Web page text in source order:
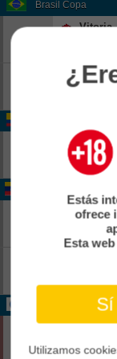
Brasil Copa
18:00
Vitoria
Real
Boca
Rayo
Internacional
Fin
Cibao
Estás
ofrece
Esta
Sí
Utilizamos